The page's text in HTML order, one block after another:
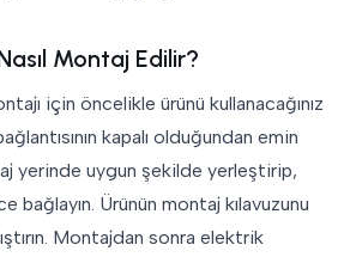
Montaj Edilir?
için öncelikle ürünü kullanacağınız
kapalı olduğundan emin
yerinde uygun şekilde yerleştirip,
bağlayın. Ürünün montaj kılavuzunu
Montajdan sonra elektrik